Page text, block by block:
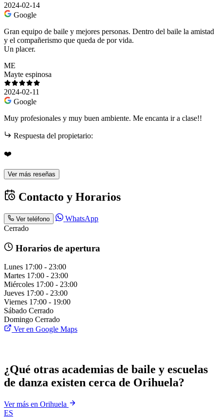
2024-02-14
Google
Gran equipo de baile y mejores personas. Dentro del baile la amistad
y el compañerismo que queda de por vida.
Un placer.
ME
Mayte espinosa
2024-02-11
Google
Muy profesionales y muy buen ambiente. Me encanta ir a clase!!
Respuesta del propietario:
❤️
Ver más reseñas
Contacto y Horarios
Ver teléfono
WhatsApp
Cerrado
Horarios de apertura
Lunes 17:00 - 23:00
Martes 17:00 - 23:00
Miércoles 17:00 - 23:00
Jueves 17:00 - 23:00
Viernes 17:00 - 19:00
Sábado Cerrado
Domingo Cerrado
Ver en Google Maps
¿Qué otras academias de baile y escuelas
de danza existen cerca de Orihuela?
Ver más en Orihuela
ES